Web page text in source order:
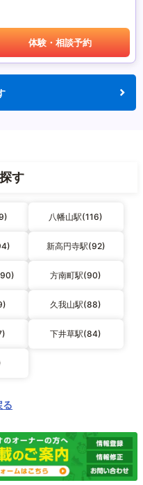
体験・相談予約
す
八幡山駅(116)
新高円寺駅(92)
方南町駅(90)
久我山駅(88)
下井草駅(84)
る